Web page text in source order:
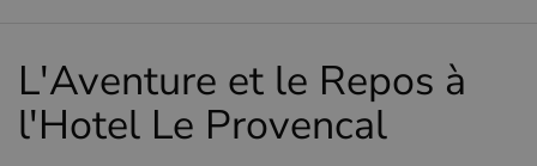
L'Aventure et le Repos à
l'Hotel Le Provencal